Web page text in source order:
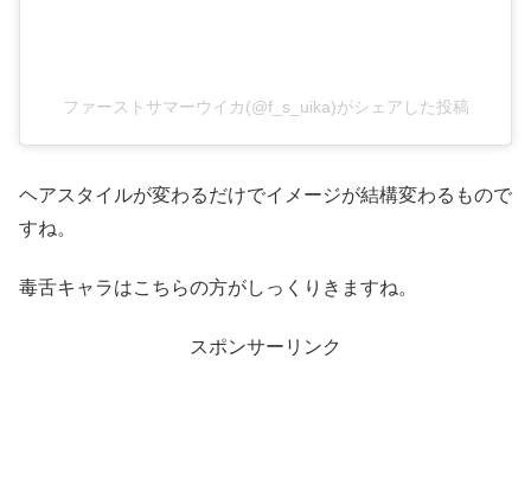
ファーストサマーウイカ(@f_s_uika)がシェアした投稿
ヘアスタイルが変わるだけでイメージが結構変わるもので
すね。
毒舌キャラはこちらの方がしっくりきますね。
スポンサーリンク